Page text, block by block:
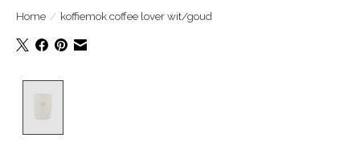
Home / koffiemok coffee lover wit/goud